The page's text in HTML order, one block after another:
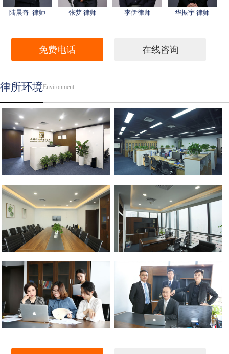
陆晨奇 律师 张梦 律师 李伊律师 华振宇 律师
免费电话 在线咨询
律所环境Environment